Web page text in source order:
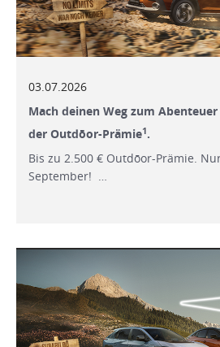
03.07.2026
Mach deinen Weg zum
der Outdōor-Prämie1.
Bis zu 2.500 € Outdōor-Prämie.
September! …